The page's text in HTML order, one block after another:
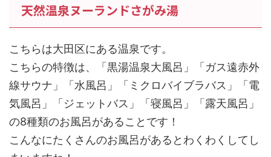
天然温泉ヌーランドさがみ湯
こちらは大田区にある温泉です。
こちらの特徴は、「黒湯温泉大風呂」「ガス遠赤外
線サウナ」「水風呂」「ミクロバイブラバス」「電
気風呂」「ジェットバス」「寝風呂」「露天風呂」
の8種類のお風呂があることです！
こんなにたくさんのお風呂があるとわくわくしてし